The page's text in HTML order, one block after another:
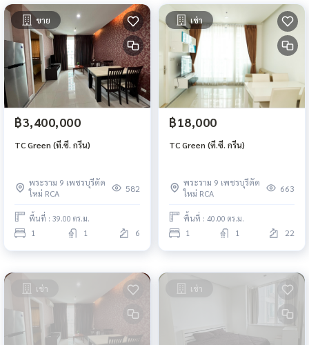
ขาย
฿3,400,000
TC Green (ที.ซี. กรีน)
พระราม 9 เพชรบุรีตัด
ใหม่ RCA
582
พื้นที่ : 39.00 ตร.ม.
1 1 6
เช่า
฿18,000
TC Green (ที.ซี. กรีน)
พระราม 9 เพชรบุรีตัด
ใหม่ RCA
663
พื้นที่ : 40.00 ตร.ม.
1 1 22
เช่า เช่า